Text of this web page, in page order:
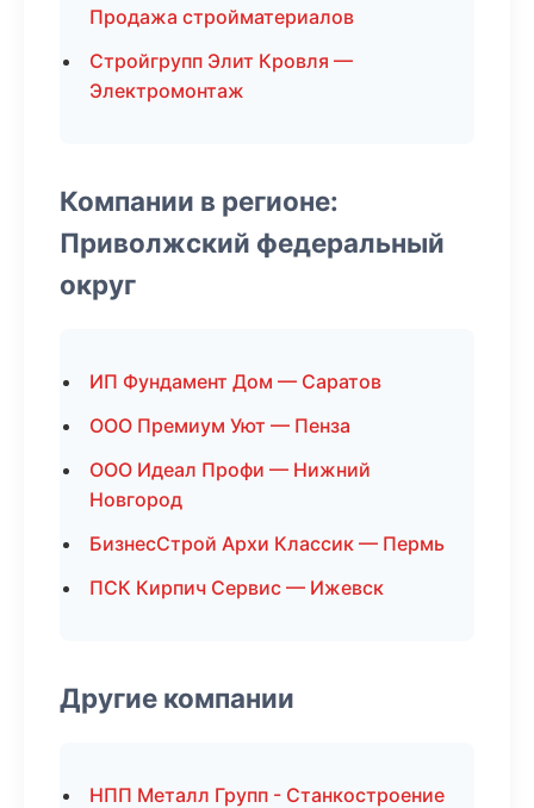
Продажа стройматериалов
Стройгрупп Элит Кровля —
Электромонтаж
Компании в регионе:
Приволжский федеральный
округ
ИП Фундамент Дом — Саратов
ООО Премиум Уют — Пенза
ООО Идеал Профи — Нижний
Новгород
БизнесСтрой Архи Классик — Пермь
ПСК Кирпич Сервис — Ижевск
Другие компании
НПП Металл Групп - Станкостроение